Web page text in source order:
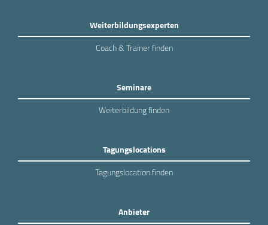
Weiterbildungsexperten
Coach & Trainer finden
Seminare
Weiterbildung finden
Tagungslocations
Tagungslocation finden
Anbieter